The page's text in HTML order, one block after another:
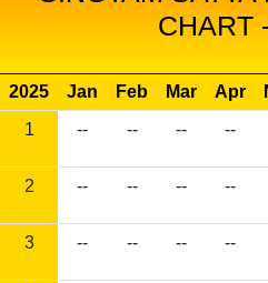
CHART
2025 Jan Feb Mar Apr
1
-- -- -- --
2 -- -- -- --
3 -- -- -- --